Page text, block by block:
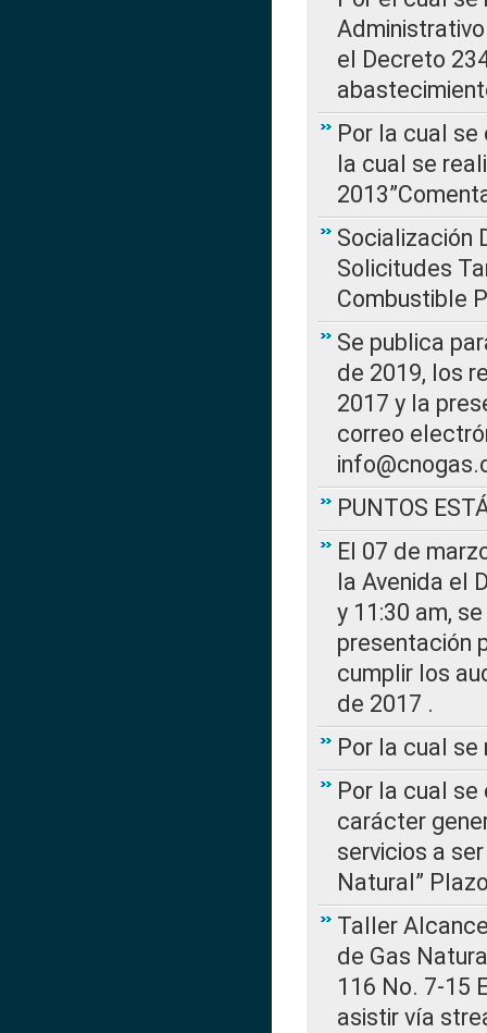
el Decreto
Por la cual se
la cual se
Socialización
Solicitudes
Combustible
Se publica
de 2019, los
2017 y la
correo
PUNTOS
El 07 de
la Avenida el
y 11:30 am,
presentación
cumplir los
de 2017 .
Por la cual se
Por la cual
carácter
servicios a
Natural”
Taller
de Gas
116 No. 7-15
asistir vía